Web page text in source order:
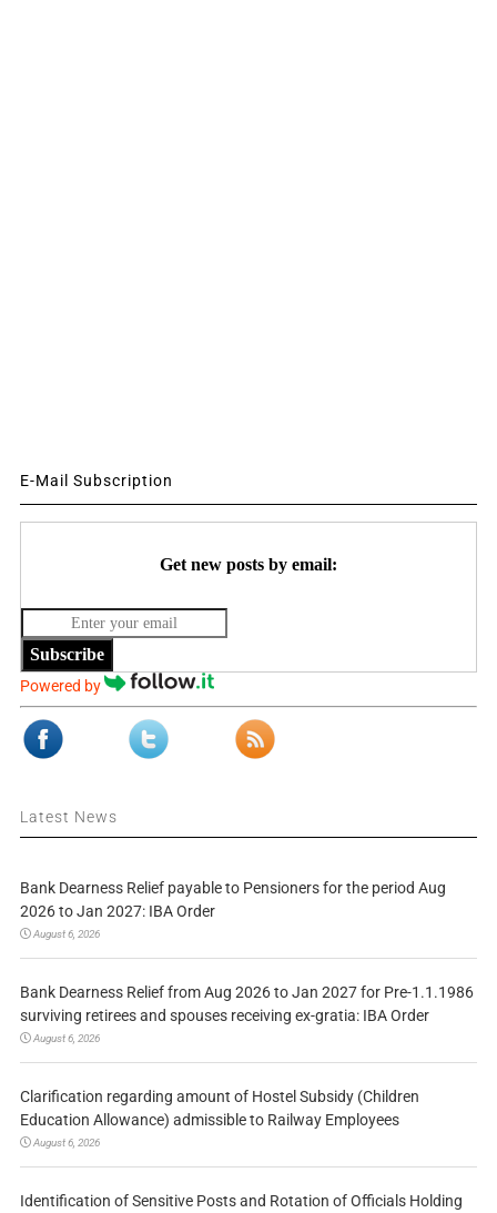
E-Mail Subscription
Get new posts by email:
Subscribe
Powered by
Latest News
Bank Dearness Relief payable to Pensioners for the period Aug
2026 to Jan 2027: IBA Order
August 6, 2026
Bank Dearness Relief from Aug 2026 to Jan 2027 for Pre-1.1.1986
surviving retirees and spouses receiving ex-gratia: IBA Order
August 6, 2026
Clarification regarding amount of Hostel Subsidy (Children
Education Allowance) admissible to Railway Employees
August 6, 2026
Identification of Sensitive Posts and Rotation of Officials Holding